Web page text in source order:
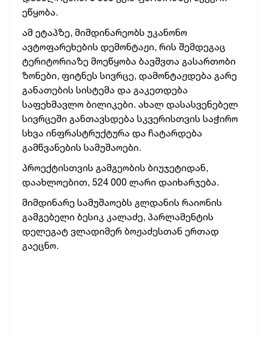
ეწყობა.
ამ ეტაპზე, მიმდინარეობს უკანონო
ავტოფარეხების დემონტაჟი, რის შემდეგაც
ტერიტორიაზე მოეწყობა ბავშვთა გასართობი
ზონები, ფიტნეს სივრცე, დამონტაჟდება გარე
განათების სისტემა და გაკეთდება
საფეხმავლო ბილიკები. ახალ დასასვენებელ
სივრცეში განთავსდება სკვერისთვის საჭირო
სხვა ინფრასტრუქტურა და ჩატარდება
გამწვანების სამუშაოები.
პროექტისთვის გამგეობის ბიუჯეტიდან,
დაახლოებით, 524 000 ლარი დაიხარჯება.
მიმდინარე სამუშაოებს გლდანის რაიონის
გამგებელი ბესიკ კალაძე, პარლამენტის
დელეგატ ვლადიმერ ბოჟაძესთან ერთად
გაეცნო.